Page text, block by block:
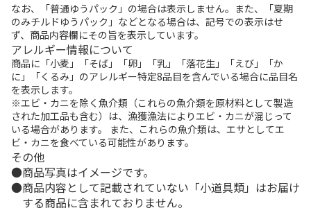
なお、「普通ゆうパック」の場合は表示しません。また、「夏期
のみチルドゆうパック」などとなる場合は、記号での表示はせ
ず、商品内容欄にその旨を表示しています。
アレルギー情報について
商品に「小麦」「そば」「卵」「乳」「落花生」「えび」「か
に」「くるみ」のアレルギー特定8品目を含んでいる場合に品目名
を表示します。
※エビ・カニを除く魚介類（これらの魚介類を原材料として製造
された加工品も含む）は、漁獲漁法によりエビ・カニが混じって
いる場合があります。 また、これらの魚介類は、エサとしてエ
ビ・カニを食べている可能性があります。
その他
商品写真はイメージです。
商品内容として記載されていない「小道具類」はお届け
する商品に含まれておりません。